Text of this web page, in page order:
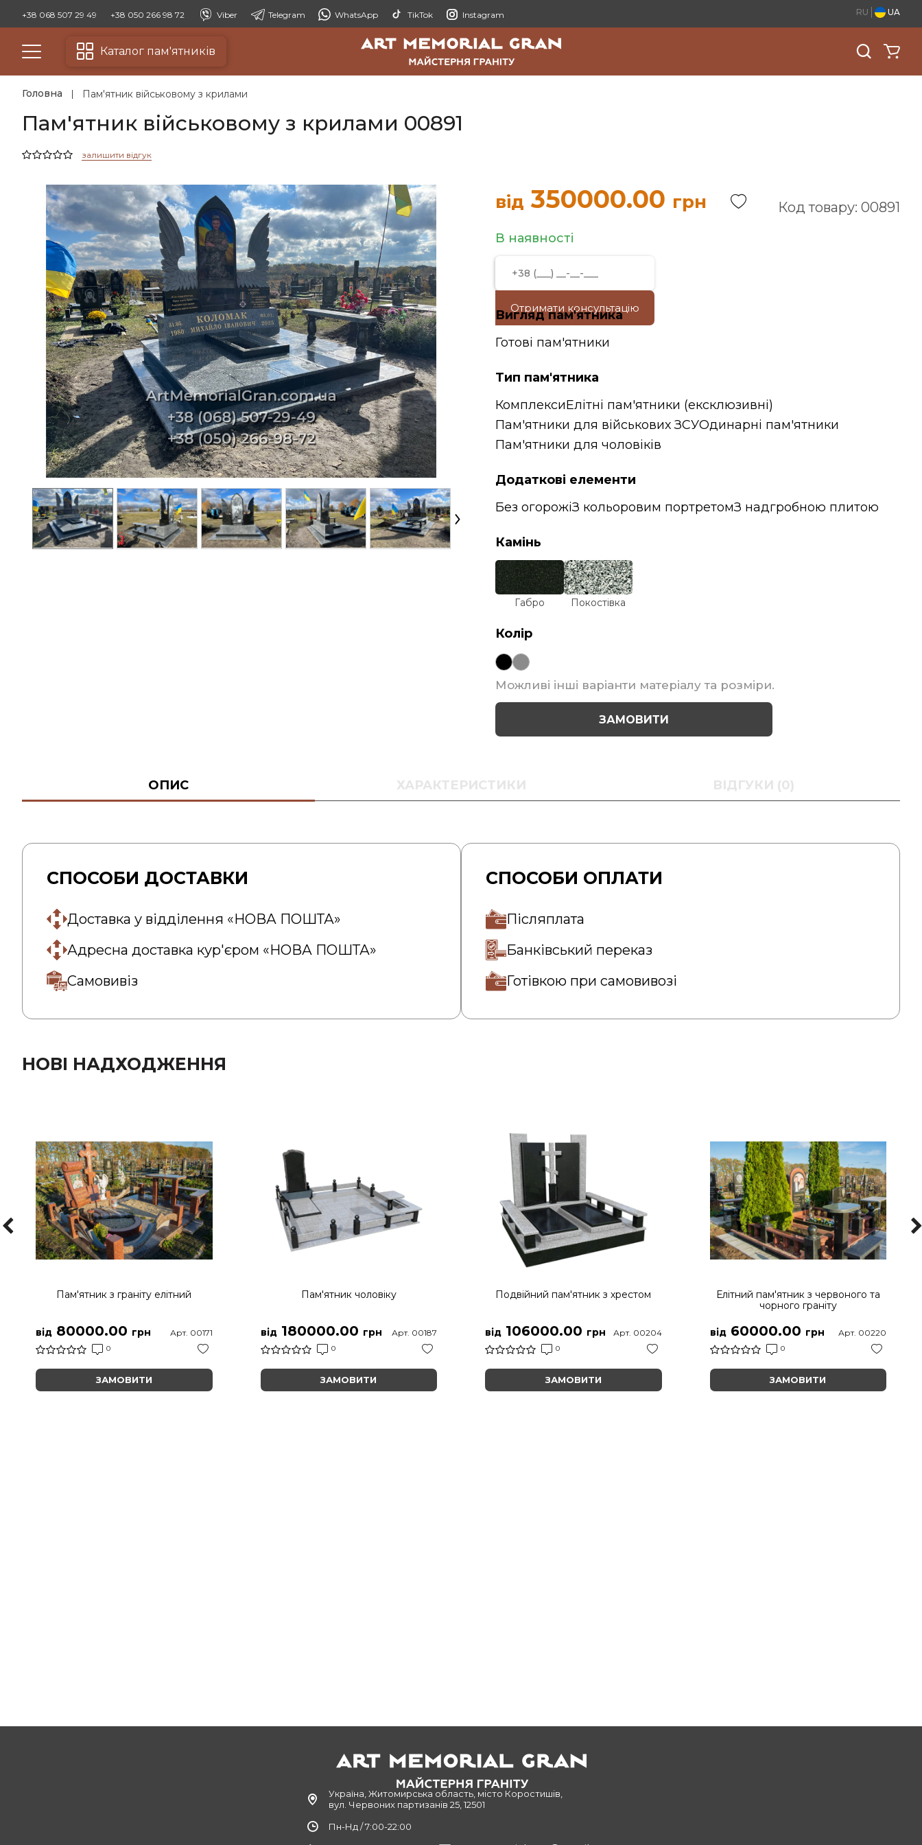
+38 068 507 29 49 +38 050 266 98 72 Viber Telegram WhatsApp TikTok Instagram RU UA
Каталог пам'ятників
Головна Пам'ятник військовому з крилами
Пам'ятник військовому з крилами 00891
залишити відгук
від 350000.00 грн Код товару: 00891
В наявності
Отримати консультацію
Вигляд пам'ятника
Готові пам'ятники
Тип пам'ятника
КомплексиЕлітні пам'ятники (ексклюзивні)
Пам'ятники для військових ЗСУОдинарні пам'ятники
Пам'ятники для чоловіків
Додаткові елементи
Без огорожіЗ кольоровим портретомЗ надгробною плитою
Камінь
Габро Покостівка
Колір
Можливі інші варіанти матеріалу та розміри.
ЗАМОВИТИ
ОПИС ХАРАКТЕРИСТИКИ ВІДГУКИ (0)
СПОСОБИ ДОСТАВКИ
Доставка у відділення «НОВА ПОШТА»
Адресна доставка кур'єром «НОВА ПОШТА»
Самовивіз
СПОСОБИ ОПЛАТИ
Післяплата
Банківський переказ
Готівкою при самовивозі
НОВІ НАДХОДЖЕННЯ
Пам'ятник з граніту елітний
від 80000.00 грн
0
Арт. 00171
ЗАМОВИТИ
Пам'ятник чоловіку
від180000.00 грн
0
Арт. 00187
ЗАМОВИТИ
Подвійний пам'ятник з хрестом
від 106000.00 грн
0
Арт. 00204
ЗАМОВИТИ
Елітний пам'ятник з червоного та
чорного граніту
від60000.00 грн
0
Арт. 00220
ЗАМОВИТИ
Україна, Житомирська область, місто Коростишів,
вул. Червоних партизанів 25, 12501
Пн-Нд / 7:00-22:00